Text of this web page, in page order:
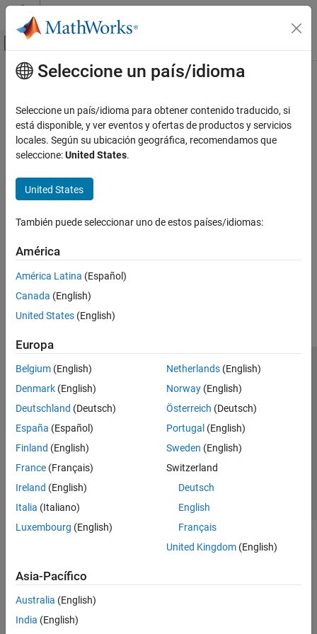
Saltar al contenido
Mostrar/ocultar menú de navegación
Inicio de Documentación
Contenido principal
How useful was this information?
Seleccione un país/idioma
Seleccione un país/idioma para obtener contenido traducido, si
está disponible, y ver eventos y ofertas de productos y servicios
locales. Según su ubicación geográfica, recomendamos que
seleccione:United States.
United States
También puede seleccionar uno de estos países/idiomas:
América
América Latina (Español)
Canada (English)
United States (English)
Europa
Belgium (English)
Denmark (English)
Deutschland (Deutsch)
España (Español)
Finland (English)
France (Français)
Ireland (English)
Italia (Italiano)
Luxembourg (English)
Netherlands(English)
Norway(English)
Österreich (Deutsch)
Portugal (English)
Sweden (English)
Switzerland
Deutsch
English
Français
United Kingdom(English)
Asia-Pacífico
Australia (English)
India (English)
Centro de confianza
Marcas comerciales
Política de privacidad
Antipiratería
Estado de las aplicaciones
Información de contacto
© 1994-2026 The MathWorks, Inc.
Seleccione un país/